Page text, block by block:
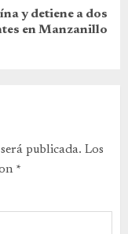
y detiene a dos
en Manzanillo
publicada. Los
*